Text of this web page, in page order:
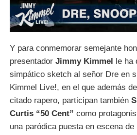
Y para conmemorar semejante
presentador Jimmy Kimmel le ha
simpático sketch al señor Dre en
Kimmel Live!, en el que además
citado rapero, participan también
Curtis “50 Cent” como
una paródica puesta en escena